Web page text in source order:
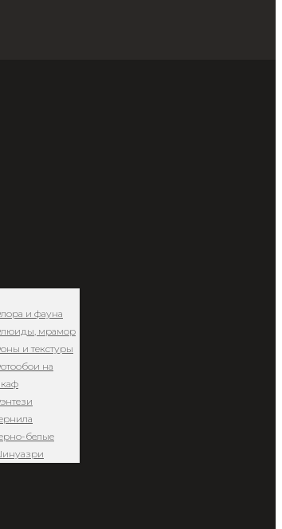
и фауна
мрамор
и текстуры
на
белые